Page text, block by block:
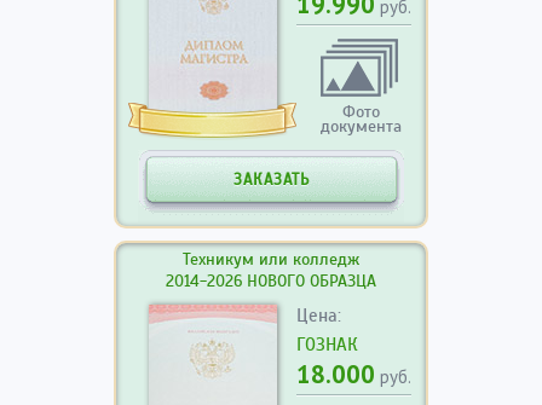
руб.
Фото
документа
ЗАКАЗАТЬ
Техникум или колледж
2014-2026 НОВОГО ОБРАЗЦА
Цена:
ГОЗНАК
18.000 руб.